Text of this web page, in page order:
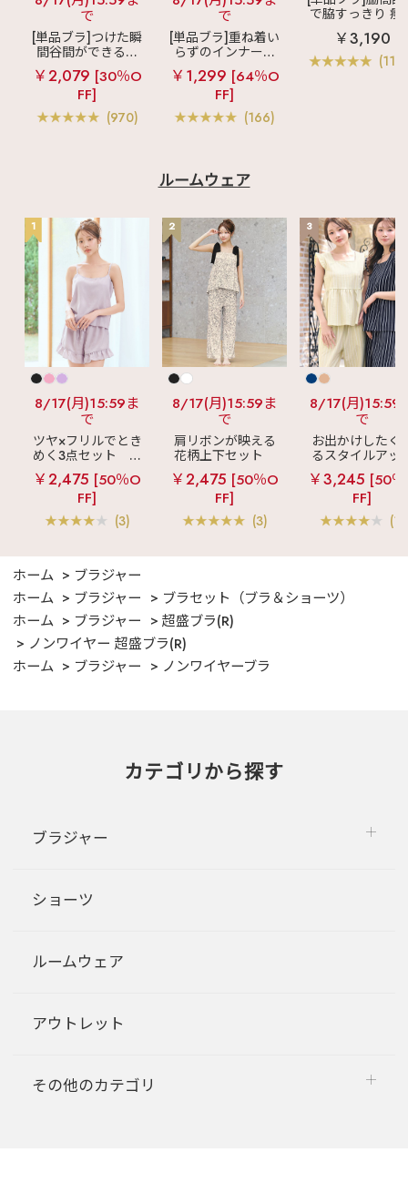
で
[単品ブラ]つけた瞬
間谷間ができるシ
ームレスブラ
超
盛ブラ(R) シームレ
ス 単品ブラジャー
￥2,079 [30％O
FF]
(970)
で
[単品ブラ]重ね着い
らずのインナーブ
ラ
リッチバスト
ブラトップ (ワイヤ
ー入り)
￥1,299 [64％O
FF]
(166)
で脇すっきり 痩
見えブラ
カシ
クールレース脇
ブラ(R) 単品ブラ
ャー
￥3,190
ルームウェア
1
8/17(月)15:59ま
で
ツヤ×フリルでとき
めく3点セット
シ
ルキー ショートパ
ンツ 3点セット
￥2,475 [50％O
FF]
(3)
2
8/17(月)15:59ま
で
肩リボンが映える
花柄上下セット
メニーフラワー ロ
ングパンツ 上下セ
ット
￥2,475 [50％O
FF]
(3)
3
8/17(月)15:59
で
お出かけしたく
るスタイルアッ
見え
ストライ
フリル ロングパ
ツ 綿混 上下セ
￥3,245 [50
FF]
(1)
ホーム
ブラジャー
ホーム
ブラジャー
ブラセット（ブラ＆ショーツ）
ホーム
ブラジャー
超盛ブラ(R)
ノンワイヤー 超盛ブラ(R)
ホーム
ブラジャー ノンワイヤーブラ
カテゴリから探す
ブラジャー
ショーツ
ルームウェア
アウトレット
その他のカテゴリ